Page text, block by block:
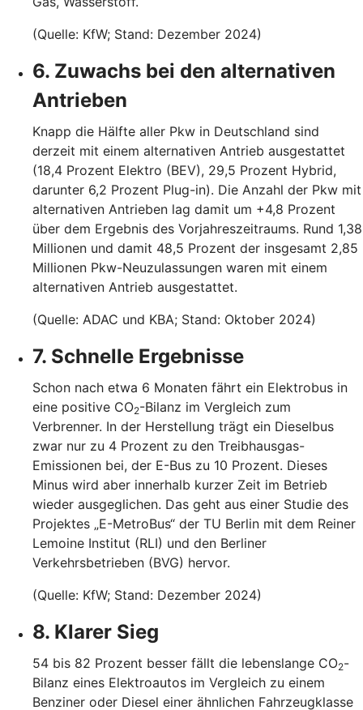
(Quelle: KfW; Stand: Dezember 2024)
6. Zuwachs bei den alternativen
Antrieben
Knapp die Hälfte aller Pkw in Deutschland sind
derzeit mit einem alternativen Antrieb ausgestattet
(18,4 Prozent Elektro (BEV), 29,5 Prozent Hybrid,
darunter 6,2 Prozent Plug-in). Die Anzahl der Pkw mit
alternativen Antrieben lag damit um +4,8 Prozent
über dem Ergebnis des Vorjahreszeitraums. Rund 1,38
Millionen und damit 48,5 Prozent der insgesamt 2,85
Millionen Pkw-Neuzulassungen waren mit einem
alternativen Antrieb ausgestattet.
(Quelle: ADAC und KBA; Stand: Oktober 2024)
7. Schnelle Ergebnisse
Schon nach etwa 6 Monaten fährt ein Elektrobus in
eine positive CO2-Bilanz im Vergleich zum
Verbrenner. In der Herstellung trägt ein Dieselbus
zwar nur zu 4 Prozent zu den Treibhausgas-
Emissionen bei, der E-Bus zu 10 Prozent. Dieses
Minus wird aber innerhalb kurzer Zeit im Betrieb
wieder ausgeglichen. Das geht aus einer Studie des
Projektes „E-MetroBus“ der TU Berlin mit dem Reiner
Lemoine Institut (RLI) und den Berliner
Verkehrsbetrieben (BVG) hervor.
(Quelle: KfW; Stand: Dezember 2024)
8. Klarer Sieg
54 bis 82 Prozent besser fällt die lebenslange CO2-
Bilanz eines Elektroautos im Vergleich zu einem
Benziner oder Diesel einer ähnlichen Fahrzeugklasse